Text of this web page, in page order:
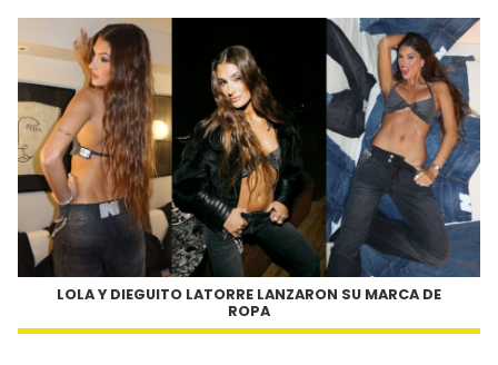
LOLA Y DIEGUITO LATORRE LANZARON SU MARCA DE
ROPA